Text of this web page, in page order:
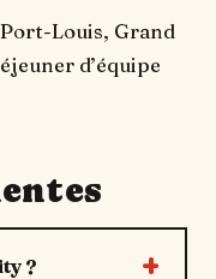
Louis, Grand
d’équipe
?